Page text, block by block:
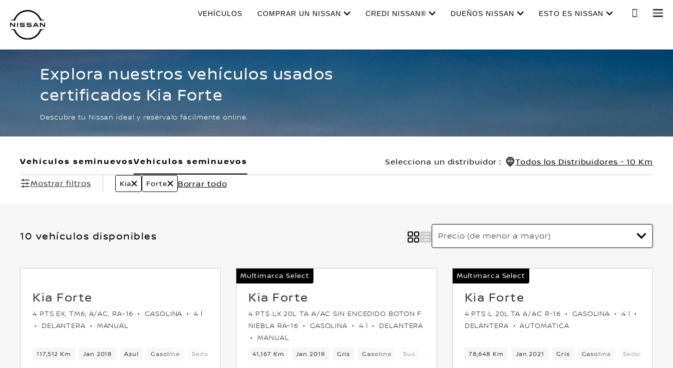
contenido
principal
VEHÍCULOS COMPRAR UN NISSAN CREDI NISSAN® DUEÑOS NISSAN ESTO ES NISSAN
Explora nuestros vehículos usados
certificados Kia Forte
Descubre tu Nissan ideal y resérvalo fácilmente online.
Vehículos seminuevosVehículos seminuevos Selecciona un distribuidor :
Todos los Distribuidores - 10 Km
Mostrar filtros
Kia Forte Borrar todo
10 vehículos disponibles
Kia Forte
4 PTS EX, TM6, A/AC, RA-16 GASOLINA
4 l
DELANTERA
MANUAL
117,512 Km Jan 2018 Azul Gasolina Sedan Delantera
Multimarca Select
Kia Forte
4 PTS LX 20L TA A/AC SIN ENCEDIDO BOTON F
NIEBLA RA-16
GASOLINA 4 l
DELANTERA
MANUAL
41,167 Km Jan 2019 Gris Gasolina Suv
Multimarca Select
Kia Forte
4 PTS L 20L TA A/AC R-16 GASOLINA
4 l
DELANTERA
AUTOMATICA
78,648 Km Jan 2021 Gris Gasolina Sedan